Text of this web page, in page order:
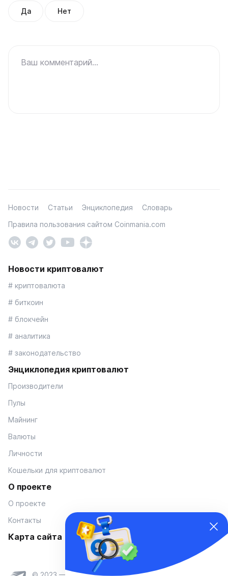
Да Нет
Ваш комментарий...
Новости Статьи Энциклопедия
Словарь
Правила пользования сайтом Coinmania.com
Новости криптовалют
# криптовалюта
# биткоин
# блокчейн
# аналитика
# законодательство
Энциклопедия криптовалют
Производители
Пулы
Майнинг
Валюты
Личности
Кошельки для криптовалют
О проекте
О проекте
Контакты
Карта сайта